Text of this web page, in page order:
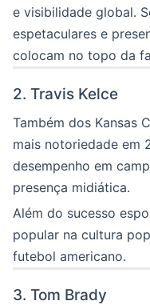
e visibilidade global.
espetaculares e
colocam no topo da
2. Travis Kelce
Também dos Kansas
mais notoriedade em
desempenho em
presença midiática.
Além do sucesso
popular na cultura
futebol americano.
3. Tom Brady